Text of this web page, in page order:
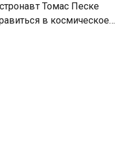
Томас Песке
в космическое
ответить на